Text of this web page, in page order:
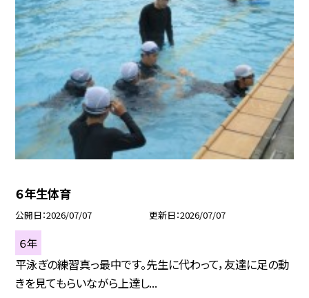
６年生体育
公開日 2026/07/07 更新日 2026/07/07
６年
平泳ぎの練習真っ最中です。先生に代わって，友達に足の動
きを見てもらいながら上達し...